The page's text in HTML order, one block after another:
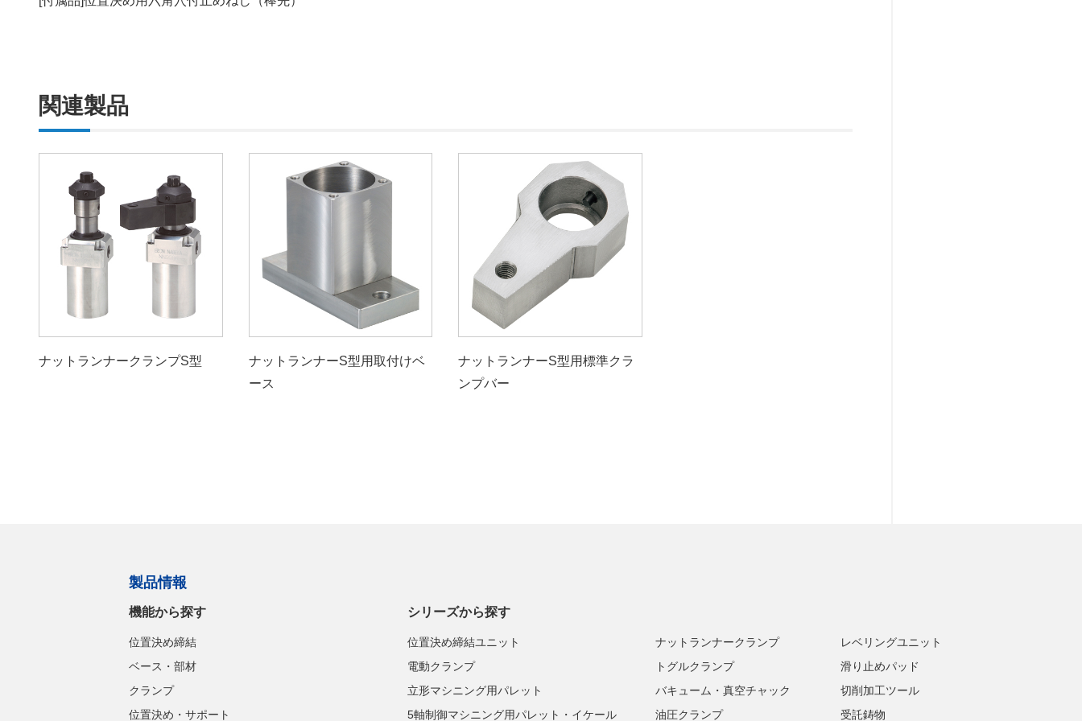
関連製品
ナットランナークランプS型
ナットランナーS型用取付けベ
ース
ナットランナーS型用標準クラ
ンプバー
製品情報
機能から探す
位置決め締結
ベース・部材
クランプ
位置決め・サポート
シリーズから探す
位置決め締結ユニット
電動クランプ
立形マシニング用パレット
5軸制御マシニング用パレット・イケール
ナットランナークランプ
トグルクランプ
バキューム・真空チャック
油圧クランプ
レベリングユニット
滑り止めパッド
切削加工ツール
受託鋳物